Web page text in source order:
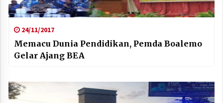
24/11/2017
Memacu Dunia Pendidikan, Pemda Boalemo
Gelar Ajang BEA